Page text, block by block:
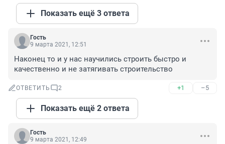
Показать ещё 3 ответа
Гость
9 марта 2021, 12:51
Наконец то и у нас научились строить быстро и
качественно и не затягивать строительство
ОТВЕТИТЬ 2 +1 –5
Показать ещё 2 ответа
Гость
9 марта 2021, 12:49